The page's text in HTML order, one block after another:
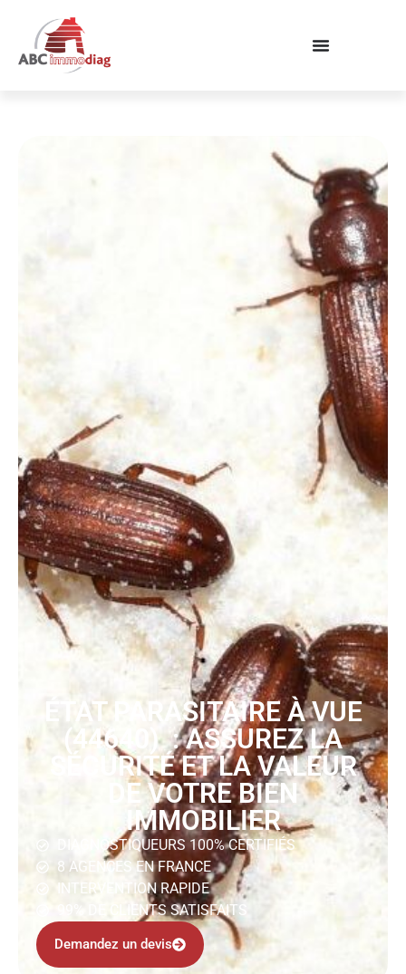
ÉTAT PARASITAIRE À VUE
(44640) : ASSUREZ LA
SÉCURITÉ ET LA VALEUR
DE VOTRE BIEN
IMMOBILIER
DIAGNOSTIQUEURS 100% CERTIFIÉS
8 AGENCES EN FRANCE
INTERVENTION RAPIDE
99% DE CLIENTS SATISFAITS
Demandez un devis